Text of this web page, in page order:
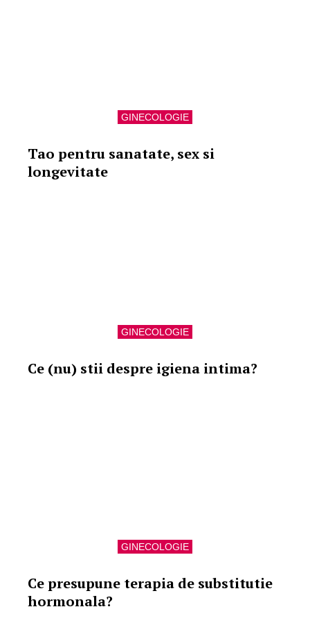
GINECOLOGIE
Tao pentru sanatate, sex si
longevitate
GINECOLOGIE
Ce (nu) stii despre igiena intima?
GINECOLOGIE
Ce presupune terapia de substitutie
hormonala?